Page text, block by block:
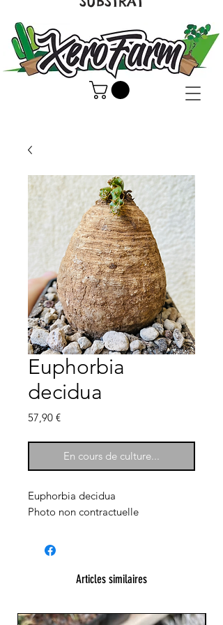
Euphorbia
decidua
57,90 €Prix
En cours de culture...
Euphorbia decidua
Photo non contractuelle
Articles similaires